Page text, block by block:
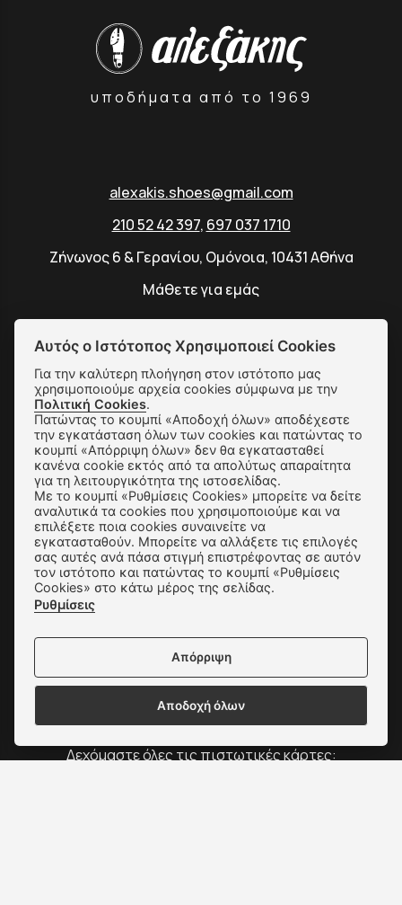
υποδήματα από το 1969
alexakis.shoes@gmail.com
210 52 42 397, 697 037 1710
Ζήνωνος 6 & Γερανίου, Ομόνοια, 10431 Αθήνα
Μάθετε για εμάς
Login
Αποστολές & Αλλαγές
Τρόποι Παραγγελίας & Πληρωμής
Όροι Χρήσης & Ασφάλεια
Πολιτική Απορρήτου
Ρυθμίσεις Cookies
Επικοινωνία
Δεχόμαστε όλες τις πιστωτικές κάρτες:
Αυτός ο Ιστότοπος Χρησιμοποιεί Cookies
Για την καλύτερη πλοήγηση στον ιστότοπο μας
χρησιμοποιούμε αρχεία cookies σύμφωνα με την
Πολιτική Cookies.
Πατώντας το κουμπί «Αποδοχή όλων» αποδέχεστε
την εγκατάσταση όλων των cookies και πατώντας το
κουμπί «Απόρριψη όλων» δεν θα εγκατασταθεί
κανένα cookie εκτός από τα απολύτως απαραίτητα
για τη λειτουργικότητα της ιστοσελίδας.
Με το κουμπί «Ρυθμίσεις Cookies» μπορείτε να δείτε
αναλυτικά τα cookies που χρησιμοποιούμε και να
επιλέξετε ποια cookies συναινείτε να
εγκατασταθούν. Μπορείτε να αλλάξετε τις επιλογές
σας αυτές ανά πάσα στιγμή επιστρέφοντας σε αυτόν
τον ιστότοπο και πατώντας το κουμπί «Ρυθμίσεις
Cookies» στο κάτω μέρος της σελίδας.
Ρυθμίσεις
Απόρριψη
Αποδοχή όλων